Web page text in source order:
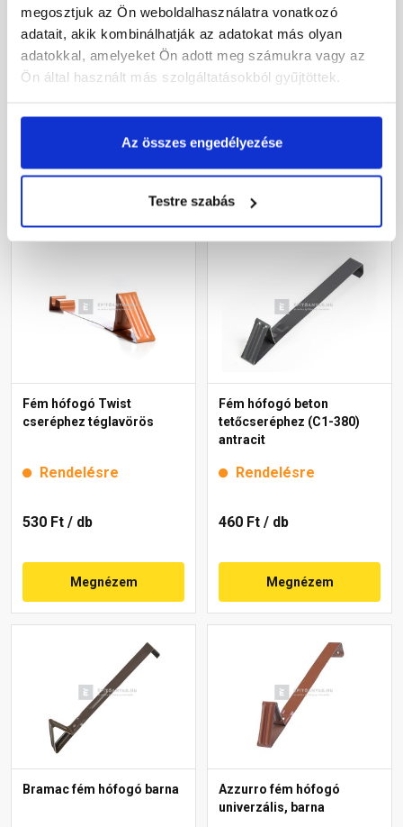
megosztjuk az Ön weboldalhasználatra vonatkozó
adatait, akik kombinálhatják az adatokat más olyan
adatokkal, amelyeket Ön adott meg számukra vagy az
Ön által használt más szolgáltatásokból gyűjtöttek.
Az összes engedélyezése
Testre szabás
Fém hófogó Bolero
cseréphez barna
Rendelésre
Fém hófogó hornyolt
cseréphez rézbarna
Rendelésre
505 Ft/ db
Fém hófogó Twist
cseréphez téglavörös
Rendelésre
530 Ft / db
Megnézem
Fém hófogó beton
tetőcseréphez (C1-380)
antracit
Rendelésre
460 Ft / db
Megnézem
Bramac fém hófogó barna
Azzurro fém hófogó
univerzális, barna